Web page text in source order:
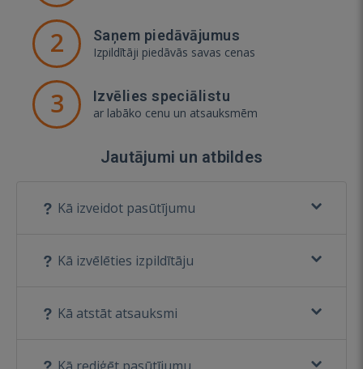
2 Saņem piedāvājumus
Izpildītāji piedāvās savas cenas
3 Izvēlies speciālistu
ar labāko cenu un atsauksmēm
Jautājumi un atbildes
Kā izveidot pasūtījumu
Kā izvēlēties izpildītāju
Kā atstāt atsauksmi
Kā rediģēt pasūtījumu